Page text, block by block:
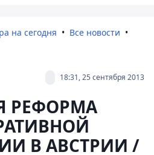
на сегодня
Все новости
18:31, 25 сентября 2013
РЕФОРМА
В АВСТРИИ /